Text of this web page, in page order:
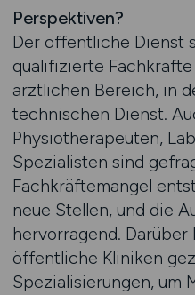
Perspektiven?
Der öffentliche Dienst
qualifizierte
ärztlichen Bereich, in
technischen Dienst.
Physiotherapeuten,
Spezialisten sind
Fachkräftemangel
neue Stellen, und die
hervorragend.
öffentliche Kliniken
Spezialisierungen, um